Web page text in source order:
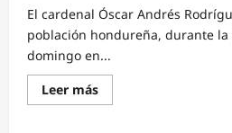
El cardenal Óscar Andrés
población hondureña, durante
domingo en...
Leer másRead
more